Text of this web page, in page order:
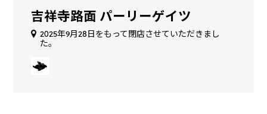
吉祥寺路面 パーリーゲイツ
2025年9月28日をもって閉店させていただきまし
た。